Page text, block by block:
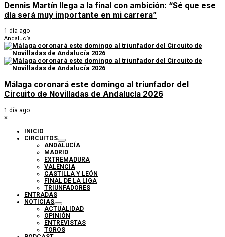
Dennis Martín llega a la final con ambición: “Sé que ese
día será muy importante en mi carrera”
1 día ago
Andalucía
Málaga coronará este domingo al triunfador del
Circuito de Novilladas de Andalucía 2026
1 día ago
×
INICIO
CIRCUITOS
ANDALUCÍA
MADRID
EXTREMADURA
VALENCIA
CASTILLA Y LEÓN
FINAL DE LA LIGA
TRIUNFADORES
ENTRADAS
NOTICIAS
ACTUALIDAD
OPINIÓN
ENTREVISTAS
TOROS